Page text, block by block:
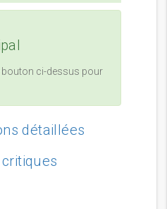
bouton ci-dessus pour
détaillées